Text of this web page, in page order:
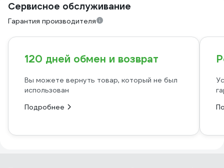
Сервисное обслуживание
Гарантия производителя
120 дней обмен и возврат
Вы можете вернуть товар, который не был
использован
Подробнее